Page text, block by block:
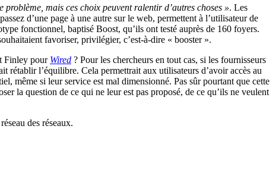
mais ces choix peuvent ralentir d’autres choses ». Les
d’une page à une autre sur le web, permettent à l’utilisateur de
fonctionnel, baptisé Boost, qu’ils ont testé auprès de 160 foyers.
favoriser, privilégier, c’est-à-dire « booster ».
Finley pour Wired ? Pour les chercheurs en tout cas, si les fournisseurs
rétablir l’équilibre. Cela permettrait aux utilisateurs d’avoir accès au
même si leur service est mal dimensionné. Pas sûr pourtant que cette
la question de ce qui ne leur est pas proposé, de ce qu’ils ne veulent
des réseaux.